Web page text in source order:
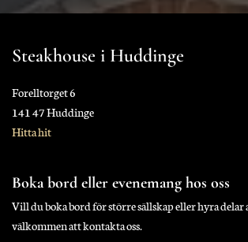
Steakhouse i Huddinge
Forelltorget 6
141 47 Huddinge
Hitta hit
Boka bord eller evenemang hos oss
Vill du boka bord för större sällskap eller hyra delar
välkommen att kontakta oss.